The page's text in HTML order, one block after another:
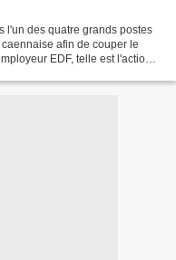
l'un des quatre grands postes
afin de couper le
EDF, telle est l'action